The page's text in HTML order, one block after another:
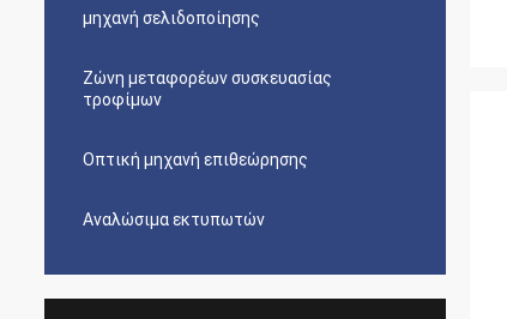
μηχανή σελιδοποίησης
Ζώνη μεταφορέων συσκευασίας
τροφίμων
Οπτική μηχανή επιθεώρησης
Αναλώσιμα εκτυπωτών